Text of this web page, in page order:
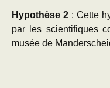
Hypothèse 2 : Cette
par les scientifiques
musée de